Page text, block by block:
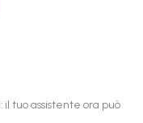
tuo assistente ora può